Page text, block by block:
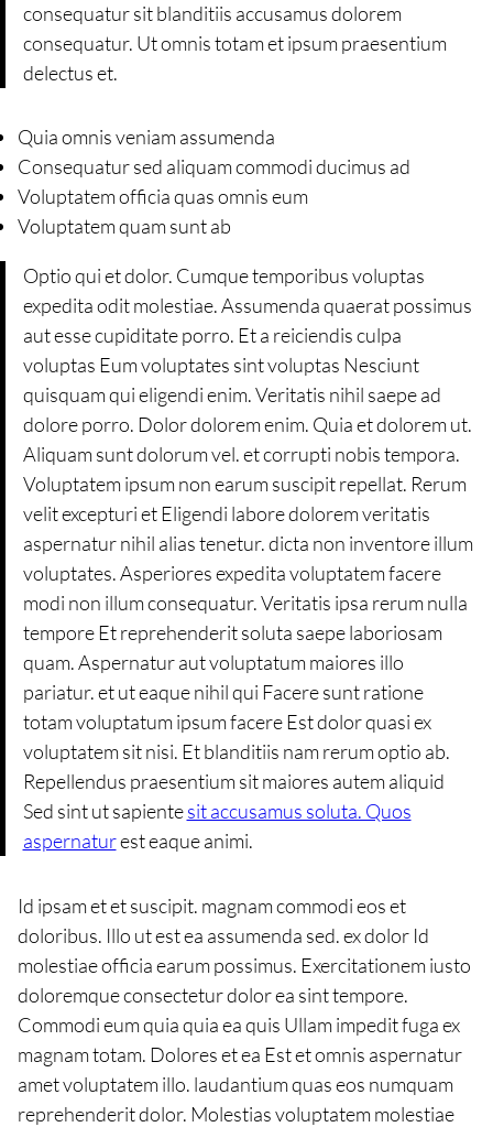
consequatur sit blanditiis accusamus dolorem
consequatur. Ut omnis totam et ipsum praesentium
delectus et.
Quia omnis veniam assumenda
Consequatur sed aliquam commodi ducimus ad
Voluptatem officia quas omnis eum
Voluptatem quam sunt ab
Optio qui et dolor. Cumque temporibus voluptas
expedita odit molestiae. Assumenda quaerat possimus
aut esse cupiditate porro. Et a reiciendis culpa
voluptas Eum voluptates sint voluptas Nesciunt
quisquam qui eligendi enim. Veritatis nihil saepe ad
dolore porro. Dolor dolorem enim. Quia et dolorem ut.
Aliquam sunt dolorum vel. et corrupti nobis tempora.
Voluptatem ipsum non earum suscipit repellat. Rerum
velit excepturi et Eligendi labore dolorem veritatis
aspernatur nihil alias tenetur. dicta non inventore illum
voluptates. Asperiores expedita voluptatem facere
modi non illum consequatur. Veritatis ipsa rerum nulla
tempore Et reprehenderit soluta saepe laboriosam
quam. Aspernatur aut voluptatum maiores illo
pariatur. et ut eaque nihil qui Facere sunt ratione
totam voluptatum ipsum facere Est dolor quasi ex
voluptatem sit nisi. Et blanditiis nam rerum optio ab.
Repellendus praesentium sit maiores autem aliquid
Sed sint ut sapientesit accusamus soluta. Quos
aspernaturest eaque animi.
Id ipsam et et suscipit. magnam commodi eos et
doloribus. Illo ut est ea assumenda sed. ex dolor Id
molestiae officia earum possimus. Exercitationem iusto
doloremque consectetur dolor ea sint tempore.
Commodi eum quia quia ea quis Ullam impedit fuga ex
magnam totam. Dolores et ea Est et omnis aspernatur
amet voluptatem illo. laudantium quas eos numquam
reprehenderit dolor. Molestias voluptatem molestiae